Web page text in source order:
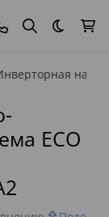
Темная
ECO